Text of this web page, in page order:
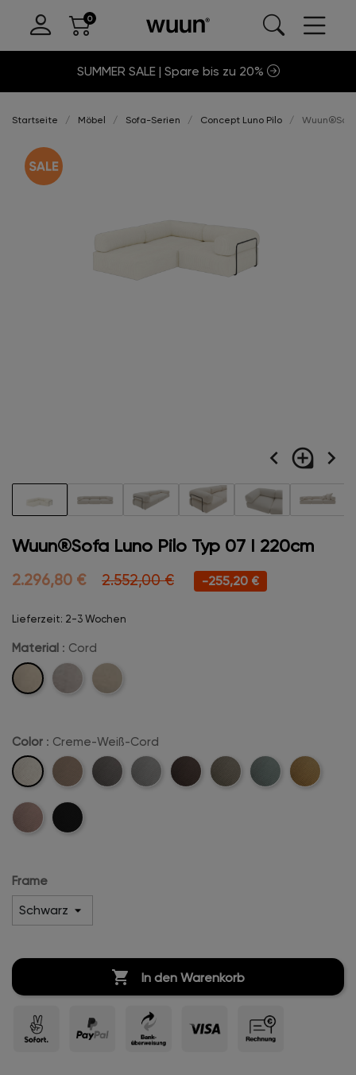
SUMMER SALE | Spare bis zu 20%
Startseite Möbel Sofa-Serien Concept Luno Pilo
navigate_before loupe navigate_next
Wuun®Sofa Luno Pilo Typ 07 I 220cm
2.296,80 € 2.552,00 € -255,20 €
Lieferzeit: 2-3 Wochen
Material : Cord
Cord Velvet Boucle
Color : Creme-Weiß-Cord
Creme-
Weiß-
Cord
Sand-
Anthrazit-Hellgrau-Dunkelbraun-
Khaki-
Mintgreen-Mustard-
Rosa-
Schwarz-
Frame
 In den Warenkorb